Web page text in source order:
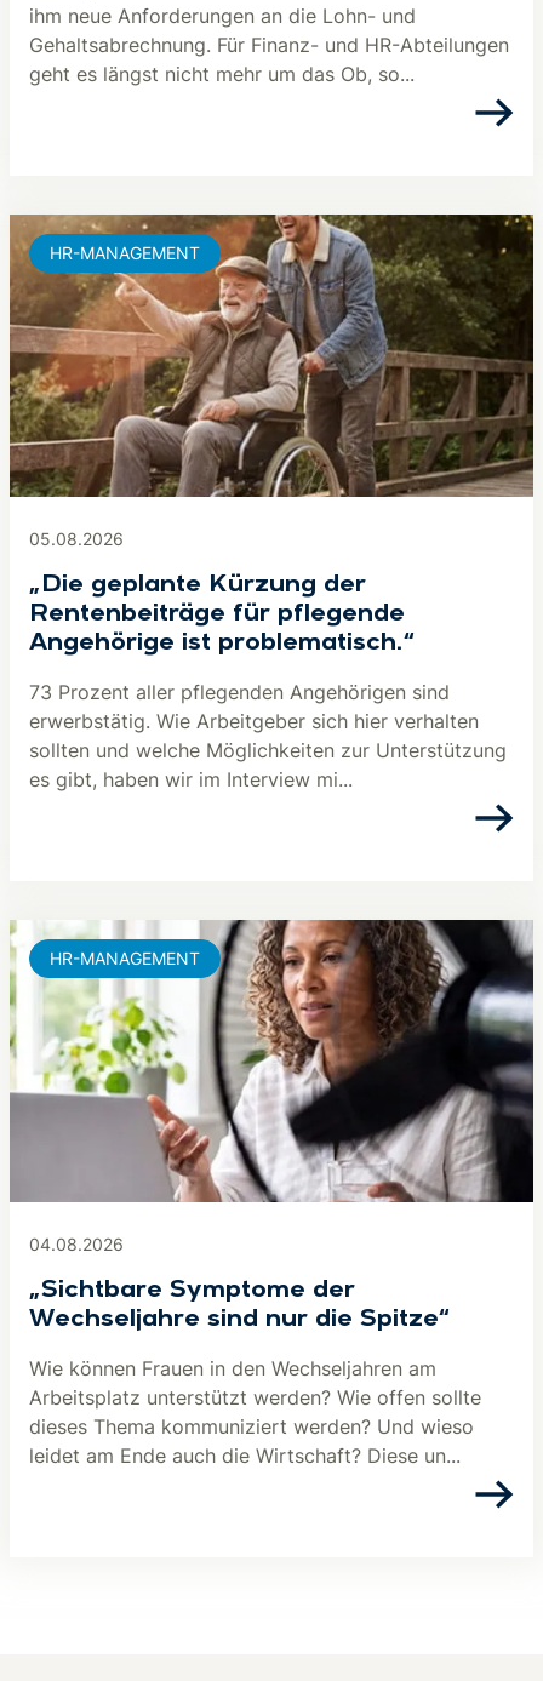
ihm neue Anforderungen an die Lohn- und
Gehaltsabrechnung. Für Finanz- und HR-Abteilungen
geht es längst nicht mehr um das Ob, so...
05.08.2026
„Die geplante Kürzung der
Rentenbeiträge für pflegende
Angehörige ist problematisch.“
73 Prozent aller pflegenden Angehörigen sind
erwerbstätig. Wie Arbeitgeber sich hier verhalten
sollten und welche Möglichkeiten zur Unterstützung
es gibt, haben wir im Interview mi...
HR-MANAGEMENT
04.08.2026
„Sichtbare Symptome der
Wechseljahre sind nur die Spitze“
Wie können Frauen in den Wechseljahren am
Arbeitsplatz unterstützt werden? Wie offen sollte
dieses Thema kommuniziert werden? Und wieso
leidet am Ende auch die Wirtschaft? Diese un...
HR-MANAGEMENT